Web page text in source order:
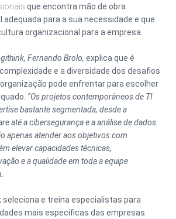
que encontra mão de obra
adequada para a sua necessidade e que
organizacional para a empresa.
Fernando Brolo, explica que é
e a diversidade dos desafios
pode enfrentar para escolher
“Os projetos contemporâneos de TI
bastante segmentada, desde a
até a cibersegurança e a análise de dados.
apenas atender aos objetivos com
elevar capacidades técnicas,
e a qualidade em toda a equipe
seleciona e treina especialistas para
mais específicas das empresas.